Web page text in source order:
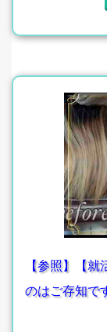
【参照】【
のはご存知で